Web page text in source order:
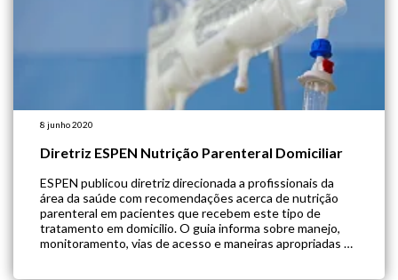
8 junho 2020
Diretriz ESPEN Nutrição Parenteral Domiciliar
ESPEN publicou diretriz direcionada a profissionais da
área da saúde com recomendações acerca de nutrição
parenteral em pacientes que recebem este tipo de
tratamento em domicilio. O guia informa sobre manejo,
monitoramento, vias de acesso e maneiras apropriadas e